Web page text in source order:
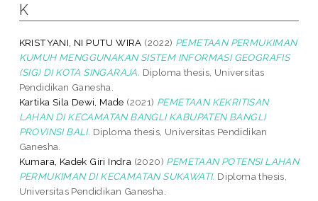
K
KRISTYANI, NI PUTU WIRA (2022) PEMETAAN PERMUKIMAN
KUMUH MENGGUNAKAN SISTEM INFORMASI GEOGRAFIS
(SIG) DI KOTA SINGARAJA. Diploma thesis, Universitas
Pendidikan Ganesha.
Kartika Sila Dewi, Made (2021) PEMETAAN KEKRITISAN
LAHAN DI KECAMATAN BANGLI KABUPATEN BANGLI
PROVINSI BALI. Diploma thesis, Universitas Pendidikan
Ganesha.
Kumara, Kadek Giri Indra (2020) PEMETAAN POTENSI LAHAN
PERMUKIMAN DI KECAMATAN SUKAWATI. Diploma thesis,
Universitas Pendidikan Ganesha.